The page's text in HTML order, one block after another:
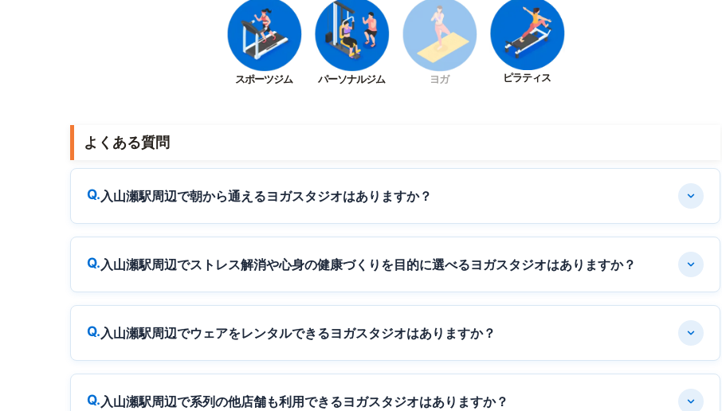
スポーツジム パーソナルジム ヨガ ピラティス
よくある質問
入山瀬駅周辺で朝から通えるヨガスタジオはありますか？
入山瀬駅周辺でストレス解消や心身の健康づくりを目的に選べるヨガスタジオはありますか？
入山瀬駅周辺でウェアをレンタルできるヨガスタジオはありますか？
入山瀬駅周辺で系列の他店舗も利用できるヨガスタジオはありますか？